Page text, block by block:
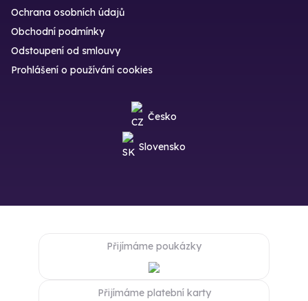
Ochrana osobních údajů
Obchodní podmínky
Odstoupení od smlouvy
Prohlášení o používání cookies
Česko
Slovensko
Přijímáme poukázky
Přijímáme platební karty